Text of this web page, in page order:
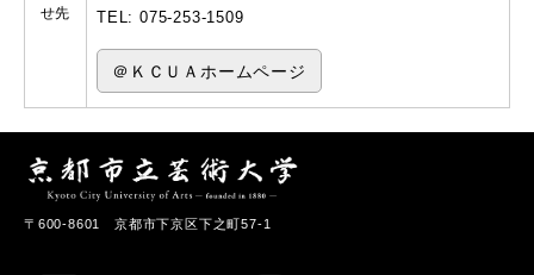
せ先
TEL: 075-253-1509
＠ＫＣＵＡホームページ
〒600-8601 京都市下京区下之町57-1